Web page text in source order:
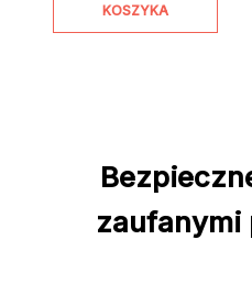
KOSZYKA
zaufanymi